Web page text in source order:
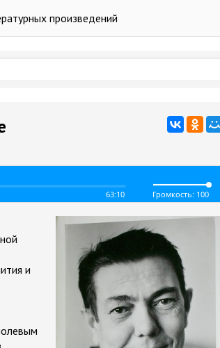
произведений
63:10 Громкость: 100
и